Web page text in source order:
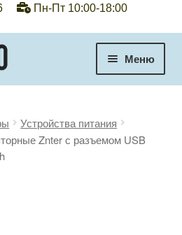
Пн-Пт 10:00-18:00
Меню
Устройства питания
Znter с разъемом USB